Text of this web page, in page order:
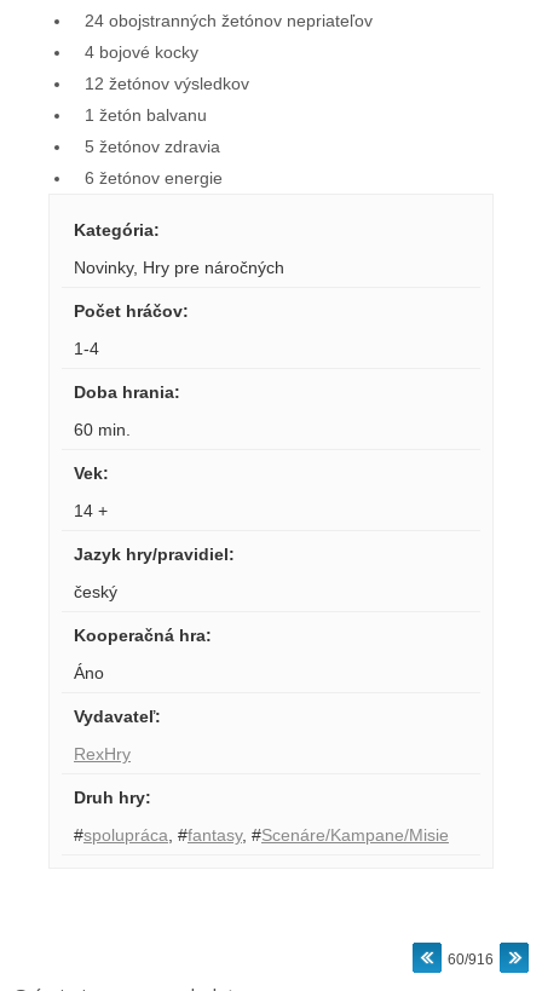
24 obojstranných žetónov nepriateľov
4 bojové kocky
12 žetónov výsledkov
1 žetón balvanu
5 žetónov zdravia
6 žetónov energie
Kategória:
Novinky, Hry pre náročných
Počet hráčov:
1-4
Doba hrania:
60 min.
Vek:
14 +
Jazyk hry/pravidiel:
český
Kooperačná hra:
Áno
Vydavateľ:
RexHry
Druh hry:
#spolupráca #fantasy, #Scenáre/Kampane/Misie
60/916